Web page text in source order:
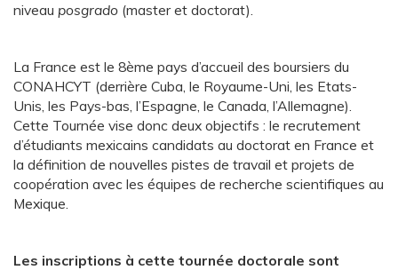
niveau posgrado (master et doctorat).
La France est le 8ème pays d’accueil des boursiers du
CONAHCYT (derrière Cuba, le Royaume-Uni, les Etats-
Unis, les Pays-bas, l’Espagne, le Canada, l’Allemagne).
Cette Tournée vise donc deux objectifs : le recrutement
d’étudiants mexicains candidats au doctorat en France et
la définition de nouvelles pistes de travail et projets de
coopération avec les équipes de recherche scientifiques au
Mexique.
Les inscriptions à cette tournée doctorale sont